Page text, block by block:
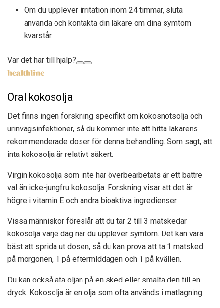
Om du upplever irritation inom 24 timmar, sluta
använda och kontakta din läkare om dina symtom
kvarstår.
Var det här till hjälp?
Oral kokosolja
Det finns ingen forskning specifikt om kokosnötsolja och
urinvägsinfektioner, så du kommer inte att hitta läkarens
rekommenderade doser för denna behandling. Som sagt, att
inta kokosolja är relativt säkert.
Virgin kokosolja som inte har överbearbetats är ett bättre
val än icke-jungfru kokosolja. Forskning visar att det är
högre i vitamin E och andra bioaktiva ingredienser.
Vissa människor föreslår att du tar 2 till 3 matskedar
kokosolja varje dag när du upplever symtom. Det kan vara
bäst att sprida ut dosen, så du kan prova att ta 1 matsked
på morgonen, 1 på eftermiddagen och 1 på kvällen.
Du kan också äta oljan på en sked eller smälta den till en
dryck. Kokosolja är en olja som ofta används i matlagning.